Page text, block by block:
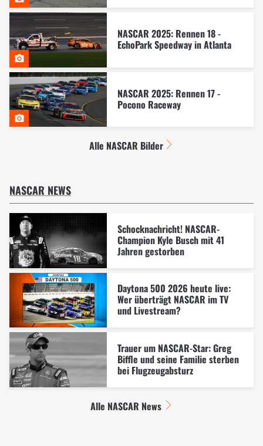
NASCAR 2025: Rennen 18 -
EchoPark Speedway in Atlanta
NASCAR 2025: Rennen 17 -
Pocono Raceway
Alle NASCAR Bilder
NASCAR NEWS
Schocknachricht! NASCAR-
Champion Kyle Busch mit 41
Jahren gestorben
Daytona 500 2026 heute live:
Wer überträgt NASCAR im TV
und Livestream?
Trauer um NASCAR-Star: Greg
Biffle und seine Familie sterben
bei Flugzeugabsturz
Alle NASCAR News